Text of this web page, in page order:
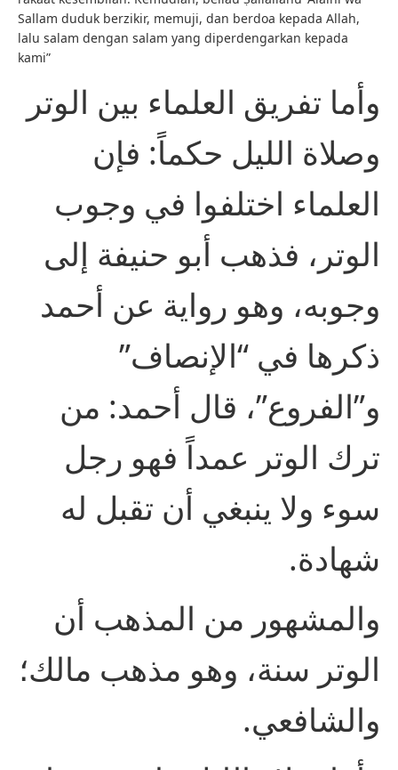
Sallam duduk berzikir, memuji, dan berdoa kepada Allah,
lalu salam dengan salam yang diperdengarkan kepada
kami”
وأما تفريق العلماء بين الوتر
وصلاة الليل حكماً: فإن
العلماء اختلفوا في وجوب
الوتر، فذهب أبو حنيفة إلى
وجوبه، وهو رواية عن أحمد
ذكرها في “الإنصاف”
و”الفروع”، قال أحمد: من
ترك الوتر عمداً فهو رجل
سوء ولا ينبغي أن تقبل له
شهادة.
والمشهور من المذهب أن
الوتر سنة، وهو مذهب مالك؛
والشافعي.